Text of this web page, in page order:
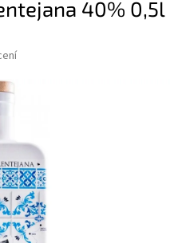
40% 0,5l